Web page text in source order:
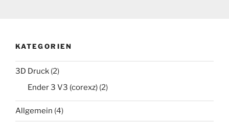
KATEGORIEN
3D Druck (2)
Ender 3 V3 (corexz) (2)
Allgemein (4)